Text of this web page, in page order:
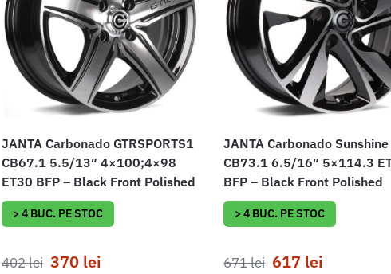
JANTA Carbonado GTRSPORTS1
CB67.1 5.5/13″ 4×100;4×98
ET30 BFP – Black Front Polished
> 4 BUC. PE STOC
402lei 370 lei
JANTA Carbonado Sunshine
CB73.1 6.5/16″ 5×114.3
BFP – Black Front Polished
> 4 BUC. PE STOC
671lei 617 lei